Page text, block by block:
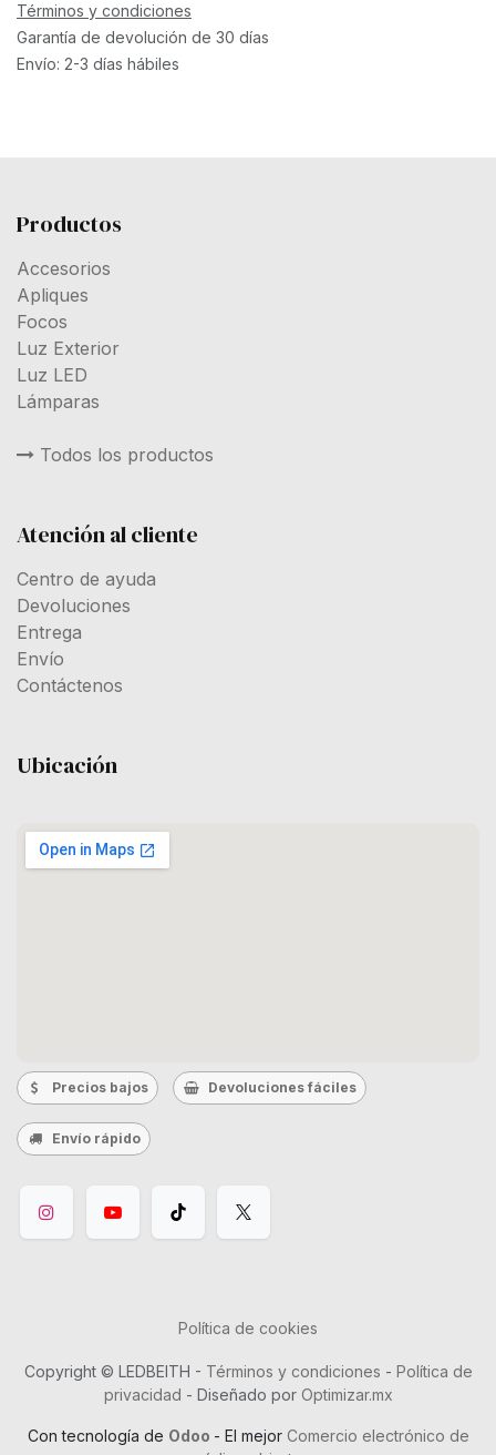
Términos y condiciones
Garantía de devolución de 30 días
Envío: 2-3 días hábiles
Productos
Accesorios
Apliques
Focos
Luz Exterior
Luz LED
Lámparas
Todos los productos
Atención al cliente
Centro de ayuda
Devoluciones
Entrega
Envío
Contáctenos
Ubicación
Precios bajos Devoluciones fáciles
Envío rápido
Política de cookies
Copyright © LEDBEITH - Términos y condiciones - Política de
privacidad - Diseñado por Optimizar.mx
Con tecnología de Odoo - El mejor Comercio electrónico de